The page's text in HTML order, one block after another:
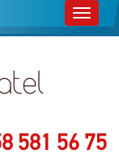
581 56 75